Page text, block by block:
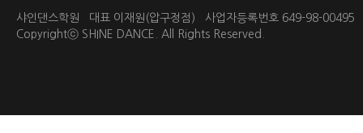
샤인댄스학원 대표 이재원(압구정점) 사업자등록번호 649-98-
Copyrightⓒ SHINE DANCE. All Rights Reserved.